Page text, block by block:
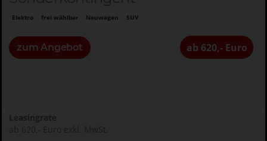
Elektro frei wählbar Neuwagen SUV
zum Angebot ab 620,- Euro
Leasingrate
ab 620,- Euro exkl. MwSt.